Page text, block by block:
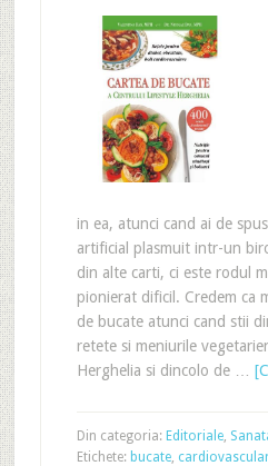
in ea, atunci cand ai de
artificial plasmuit intr-un
din alte carti, ci este rodul
pionierat dificil. Credem ca
de bucate atunci cand stii
retete si meniurile
Herghelia si dincolo de …
Din categoria: Editoriale,
Etichete: bucate,